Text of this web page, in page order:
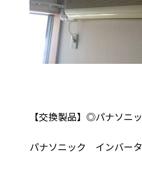
【交換製品】◎パナソニ
パナソニック インバー